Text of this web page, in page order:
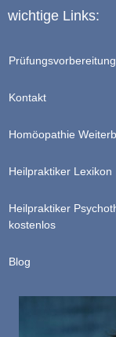
wichtige Links:
Kontakt
Homöopathie
Heilpraktiker Lexikon
Heilpraktiker
kostenlos
Blog